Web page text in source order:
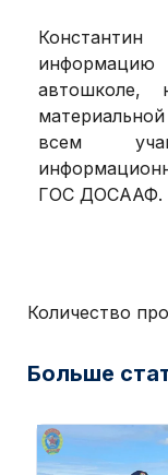
автошколе,
всем
ГОС ДОСААФ.
Количество
Больше